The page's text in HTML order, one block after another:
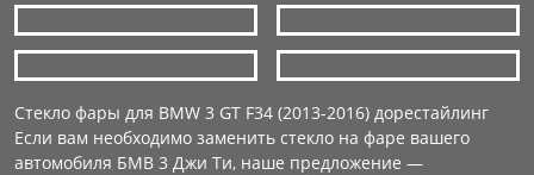
Стекло фары для BMW 3 GT F34 (2013-2016) дорестайлинг
Если вам необходимо заменить стекло на фаре вашего
автомобиля БМВ 3 Джи Ти, наше предложение —